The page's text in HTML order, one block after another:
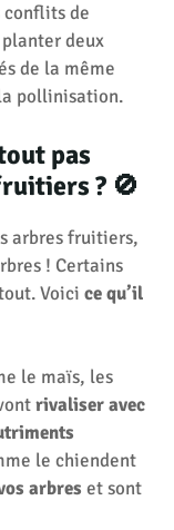
conflits de
deux
de la même
pollinisation.
pas
? 🚫
arbres fruitiers,
! Certains
Voici ce qu’il
le maïs, les
rivaliser avec
le chiendent
arbres et sont